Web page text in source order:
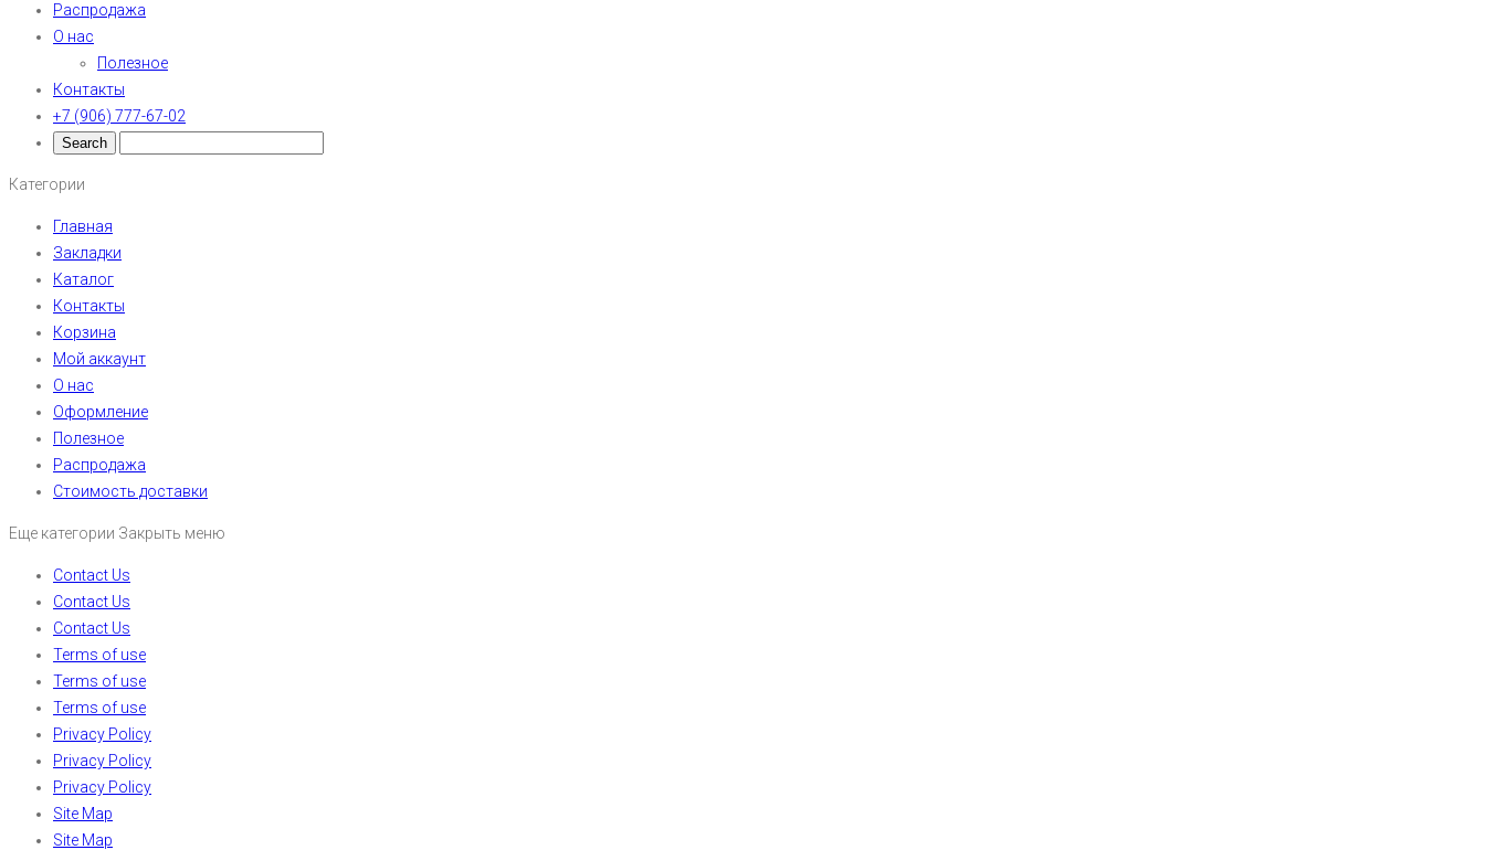
Распродажа
О нас
Полезное
Контакты
+7 (906) 777-67-02
Категории
Главная
Закладки
Каталог
Контакты
Корзина
Мой аккаунт
О нас
Оформление
Полезное
Распродажа
Стоимость доставки
Еще категории Закрыть меню
Contact Us
Contact Us
Contact Us
Terms of use
Terms of use
Terms of use
Privacy Policy
Privacy Policy
Privacy Policy
Site Map
Site Map